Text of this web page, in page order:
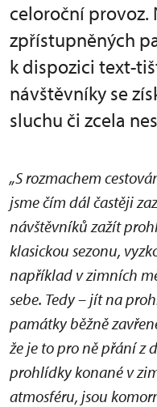
celoroční provoz.
zpřístupněných
k dispozici text-
návštěvníky se
sluchu či zcela
„S rozmachem
jsme čím dál častěji
návštěvníků zažít
klasickou sezonu,
například v zimních
sebe. Tedy – jít na
památky běžně
že je to pro ně přání z
prohlídky konané v
atmosféru, jsou